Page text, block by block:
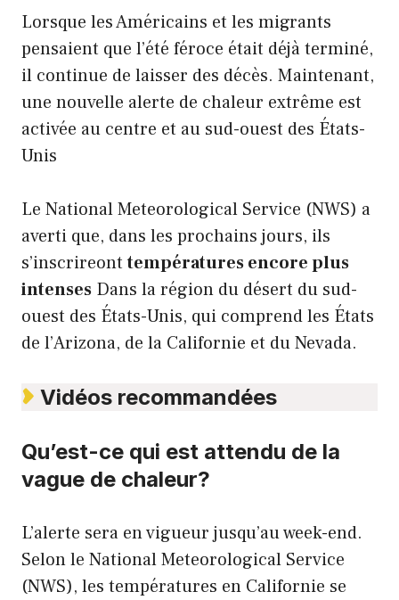
Lorsque les Américains et les migrants
pensaient que l’été féroce était déjà terminé,
il continue de laisser des décès. Maintenant,
une nouvelle alerte de chaleur extrême est
activée au centre et au sud-ouest des États-
Unis
Le National Meteorological Service (NWS) a
averti que, dans les prochains jours, ils
s’inscrireonttempératures encore plus
intenses Dans la région du désert du sud-
ouest des États-Unis, qui comprend les États
de l’Arizona, de la Californie et du Nevada.
Vidéos recommandées
Qu’est-ce qui est attendu de la
vague de chaleur?
L’alerte sera en vigueur jusqu’au week-end.
Selon le National Meteorological Service
(NWS), les températures en Californie se